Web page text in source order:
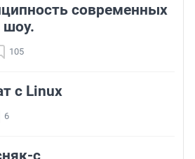
современных
шоу.
105
с Linux
6
с